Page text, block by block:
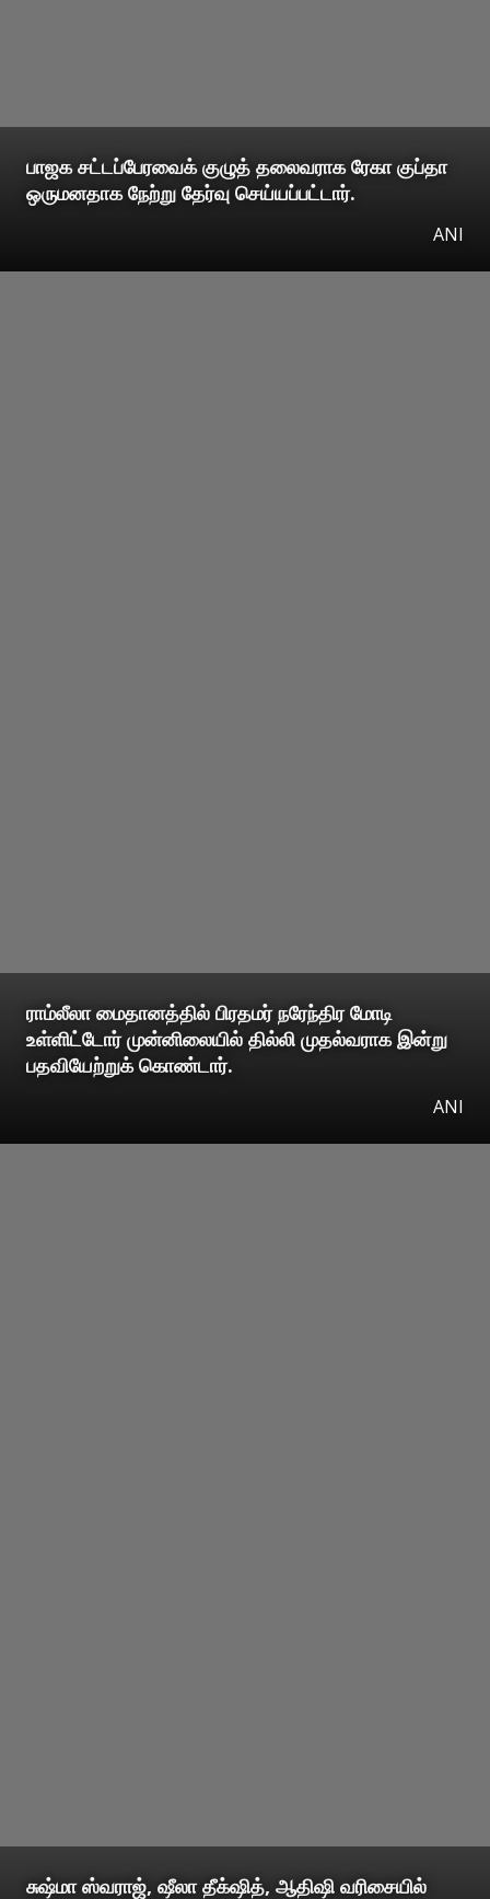
பாஜக சட்டப்பேரவைக் குழுத் தலைவராக ரேகா குப்தா
ஒருமனதாக நேற்று தேர்வு செய்யப்பட்டார்.
ANI
ராம்லீலா மைதானத்தில் பிரதமர் நரேந்திர மோடி
உள்ளிட்டோர் முன்னிலையில் தில்லி முதல்வராக இன்று
பதவியேற்றுக் கொண்டார்.
ANI
சுஷ்மா ஸ்வராஜ், ஷீலா தீக்‌ஷித், ஆதிஷி வரிசையில்